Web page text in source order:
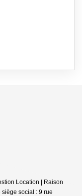
Location | Raison
siège social : 9 rue